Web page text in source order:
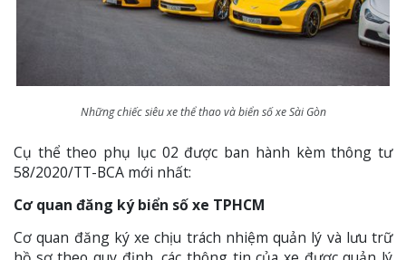
Những chiếc siêu xe thể thao và biển số xe Sài Gòn
Cụ thể theo phụ lục 02 được ban hành kèm thông tư
58/2020/TT-BCA mới nhất:
Cơ quan đăng ký biển số xe TPHCM
Cơ quan đăng ký xe chịu trách nhiệm quản lý và lưu trữ